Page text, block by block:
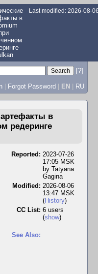
в
Last modified: 2026-08-
[?]
| Forgot Password | EN | RU
в
редеринге
Reported: 2023-07-26
17:05 MSK
by Tatyana
Gagina
Modified: 2026-08-06
13:47 MSK
(History)
CC List: 6 users
(show)
See Also: